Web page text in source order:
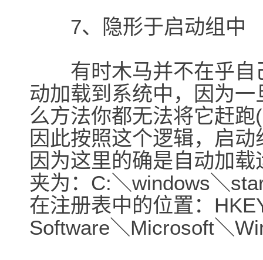
7、隐形于启动组中
有时木马并不在乎自
动加载到系统中，因为
么方法你都无法将它赶
因此按照这个逻辑，启
因为这里的确是自动加
夹为：C:＼windows＼
在注册表中的位置：
Software＼Microsoft＼